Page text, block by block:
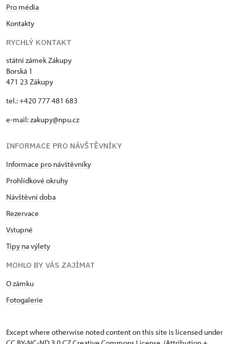
Pro média
Kontakty
RYCHLÝ KONTAKT
státní zámek Zákupy
Borská 1
471 23 Zákupy
tel.: +420 777 481 683
e-mail: zakupy@npu.cz
INFORMACE PRO NÁVŠTĚVNÍKY
Informace pro návštěvníky
Prohlídkové okruhy
Návštěvní doba
Rezervace
Vstupné
Tipy na výlety
MOHLO BY VÁS ZAJÍMAT
O zámku
Fotogalerie
Except where otherwise noted content on this site is licensed under